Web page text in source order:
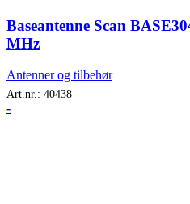
Baseantenne Scan
MHz
Antenner og tilbehør
Art.nr.: 40438
-